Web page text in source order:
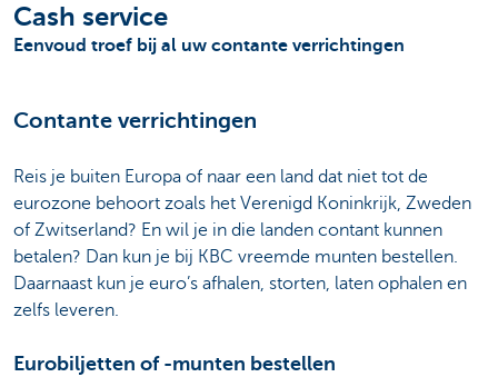
Cash service
Eenvoud troef bij al uw contante verrichtingen
Contante verrichtingen
Reis je buiten Europa of naar een land dat niet tot de
eurozone behoort zoals het Verenigd Koninkrijk, Zweden
of Zwitserland? En wil je in die landen contant kunnen
betalen? Dan kun je bij KBC vreemde munten bestellen.
Daarnaast kun je euro’s afhalen, storten, laten ophalen en
zelfs leveren.
Eurobiljetten of -munten bestellen